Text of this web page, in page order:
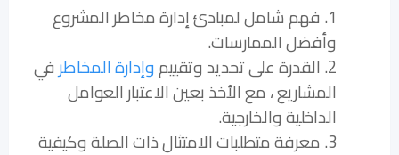
1. فهم شامل لمبادئ إدارة مخاطر المشروع
وأفضل الممارسات.
2. القدرة على تحديد وتقييم
وإدارة المخاطرفي
المشاريع ، مع الأخذ بعين الاعتبار العوامل
الداخلية والخارجية.
3. معرفة متطلبات الامتثال ذات الصلة وكيفية